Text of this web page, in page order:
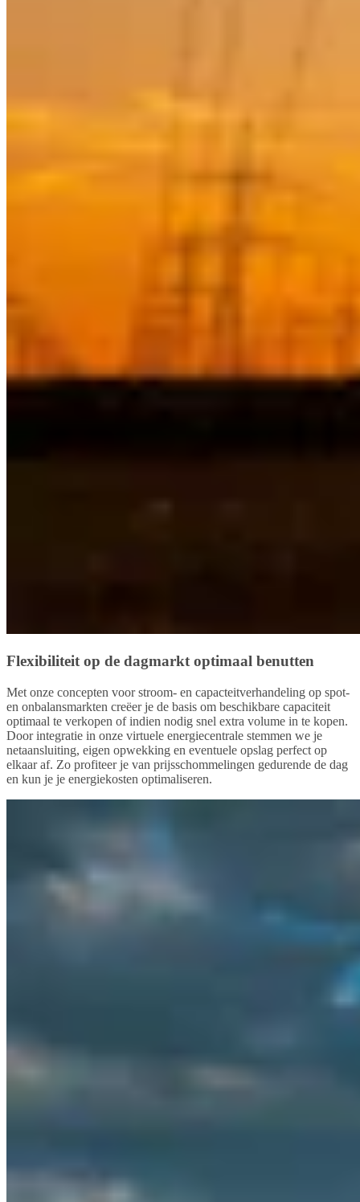
Flexibiliteit op de dagmarkt optimaal benutten
Met onze concepten voor stroom- en capacteitverhandeling op spot-
en onbalansmarkten creëer je de basis om beschikbare capaciteit
optimaal te verkopen of indien nodig snel extra volume in te kopen.
Door integratie in onze virtuele energiecentrale stemmen we je
netaansluiting, eigen opwekking en eventuele opslag perfect op
elkaar af. Zo profiteer je van prijsschommelingen gedurende de dag
en kun je je energiekosten optimaliseren.